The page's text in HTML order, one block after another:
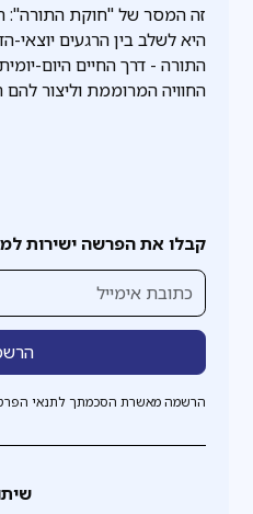
קבלו את הפרשה ישירות
הרשמה מאשרת הסכמתך לתנאי
זה המסר של "חוקת התורה":
היא לשלב בין הרגעים יוצאי-
התורה - דרך החיים היום-
החוויה המרוממת וליצור